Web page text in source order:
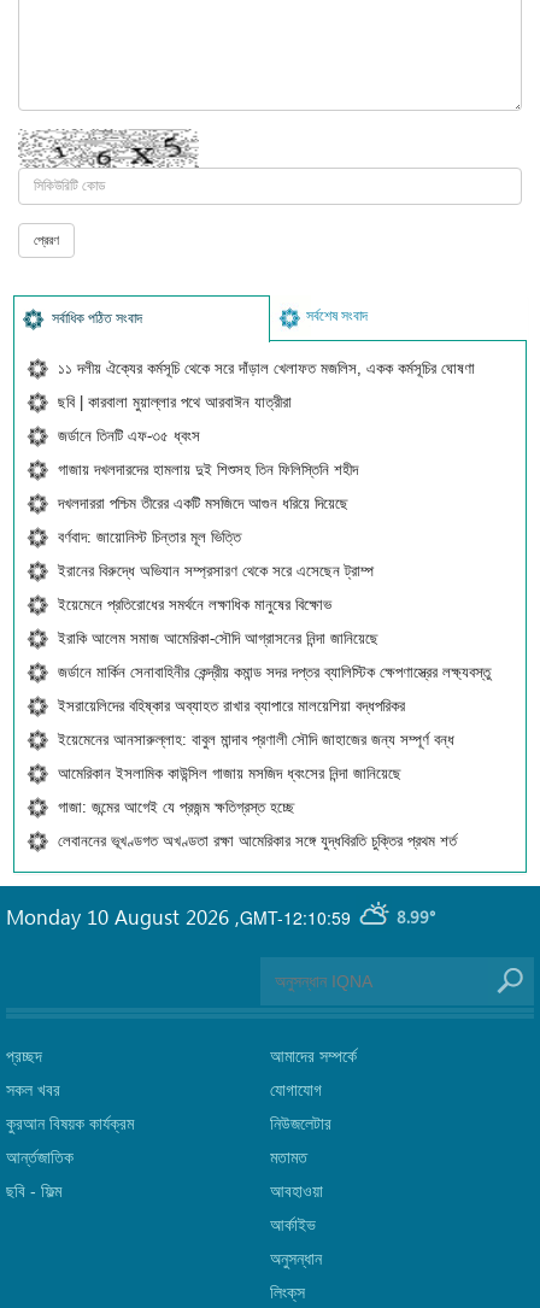
সর্বাধিক পঠিত সংবাদ সর্বশেষ সংবাদ
১১ দলীয় ঐক্যের কর্মসূচি থেকে সরে দাঁড়াল খেলাফত মজলিস, একক কর্মসূচির ঘোষণা
ছবি | কারবালা মুয়াল্লার পথে আরবাঈন যাত্রীরা
জর্ডানে তিনটি এফ-৩৫ ধ্বংস
গাজায় দখলদারদের হামলায় দুই শিশুসহ তিন ফিলিস্তিনি শহীদ
দখলদাররা পশ্চিম তীরের একটি মসজিদে আগুন ধরিয়ে দিয়েছে
বর্ণবাদ: জায়োনিস্ট চিন্তার মূল ভিত্তি
ইরানের বিরুদ্ধে অভিযান সম্প্রসারণ থেকে সরে এসেছেন ট্রাম্প
ইয়েমেনে প্রতিরোধের সমর্থনে লক্ষাধিক মানুষের বিক্ষোভ
ইরাকি আলেম সমাজ আমেরিকা-সৌদি আগ্রাসনের নিন্দা জানিয়েছে
জর্ডানে মার্কিন সেনাবাহিনীর কেন্দ্রীয় কমান্ড সদর দপ্তর ব্যালিস্টিক ক্ষেপণাস্ত্রের লক্ষ্যবস্তু
ইসরায়েলিদের বহিষ্কার অব্যাহত রাখার ব্যাপারে মালয়েশিয়া বদ্ধপরিকর
ইয়েমেনের আনসারুল্লাহ: বাবুল মান্দাব প্রণালী সৌদি জাহাজের জন্য সম্পূর্ণ বন্ধ
আমেরিকান ইসলামিক কাউন্সিল গাজায় মসজিদ ধ্বংসের নিন্দা জানিয়েছে
গাজা: জন্মের আগেই যে প্রজন্ম ক্ষতিগ্রস্ত হচ্ছে
লেবাননের ভূখণ্ডগত অখণ্ডতা রক্ষা আমেরিকার সঙ্গে যুদ্ধবিরতি চুক্তির প্রথম শর্ত
GMT-12:10:59 8.99°
Monday 10 August 2026 ,
প্রচ্ছদ
সকল খবর
কুরআন বিষয়ক কার্যক্রম
আর্ন্তজাতিক
ছবি‎ - ফিল্ম
আমাদের সম্পর্কে
যোগাযোগ
নিউজলেটার
মতামত
আবহাওয়া
আর্কাইভ
অনুসন্ধান
লিংক্‌স